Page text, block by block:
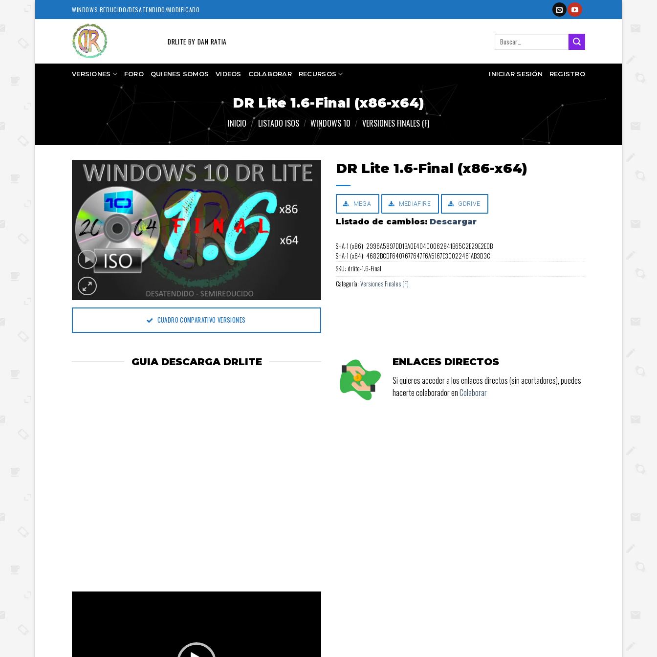
to
WINDOWS REDUCIDO/DESATENDIDO/MODIFICADO
DRLITE BY DAN RATIA
Buscar
por:
VERSIONES FORO QUIENES SOMOS VIDEOS COLABORAR RECURSOS INICIAR SESIÓN REGISTRO
DR Lite 1.6-Final (x86-x64)
INICIO / LISTADO ISOS / WINDOWS 10 / VERSIONES FINALES (F)
CUADRO COMPARATIVO VERSIONES
DR Lite 1.6-Final (x86-x64)
MEGA MEDIAFIRE GDRIVE
Listado de cambios: Descargar
SHA-1 (x86): 2996A5897DD1BA0E404C0062841B65C2E29E2E0B
SHA-1 (x64): 4682BCDF6407677647F6A5167E3C022461AB3D3C
SKU: drlite-1.6-Final
Categoría: Versiones Finales (F)
GUIA DESCARGA DRLITE
ENLACES DIRECTOS
Si quieres acceder a los enlaces directos (sin acortadores), puedes
hacerte colaborador enColaborar